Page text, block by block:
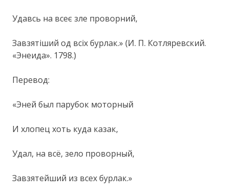
Удавсь на всеє зле проворний,
Завзятіший од всіх бурлак.» (И. П. Котляревский.
«Энеида». 1798.)
Перевод:
«Эней был парубок моторный
И хлопец хоть куда казак,
Удал, на всё, зело проворный,
Завзятейший из всех бурлак.»